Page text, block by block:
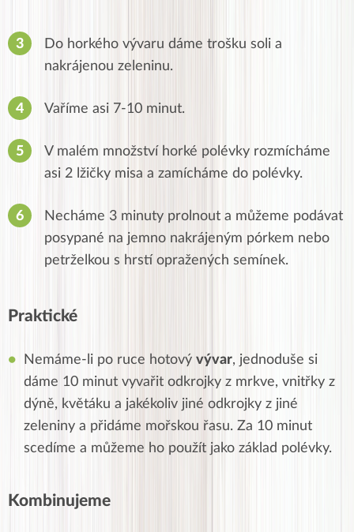
Do horkého vývaru dáme trošku soli a
nakrájenou zeleninu.
Vaříme asi 7-10 minut.
V malém množství horké polévky rozmícháme
asi 2 lžičky misa a zamícháme do polévky.
Necháme 3 minuty prolnout a můžeme podávat
posypané na jemno nakrájeným pórkem nebo
petrželkou s hrstí opražených semínek.
Praktické
Nemáme-li po ruce hotový vývar, jednoduše si
dáme 10 minut vyvařit odkrojky z mrkve, vnitřky z
dýně, květáku a jakékoliv jiné odkrojky z jiné
zeleniny a přidáme mořskou řasu. Za 10 minut
scedíme a můžeme ho použít jako základ polévky.
Kombinujeme